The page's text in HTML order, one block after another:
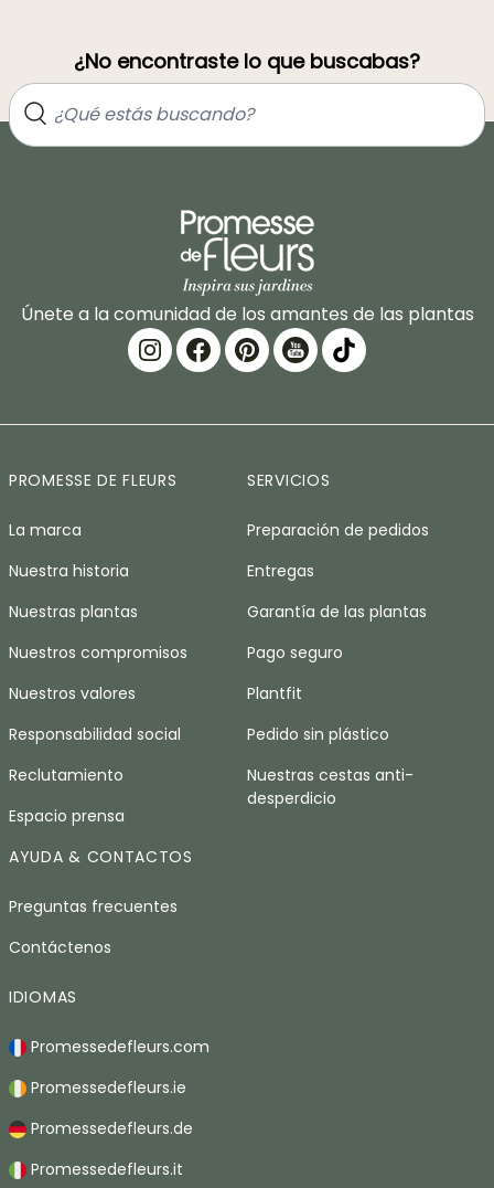
¿No encontraste lo que buscabas?
Únete a la comunidad de los amantes de las plantas
PROMESSE DE FLEURS
La marca
Nuestra historia
Nuestras plantas
Nuestros compromisos
Nuestros valores
Responsabilidad social
Reclutamiento
Espacio prensa
SERVICIOS
Preparación de pedidos
Entregas
Garantía de las plantas
Pago seguro
Plantfit
Pedido sin plástico
Nuestras cestas anti-
desperdicio
AYUDA & CONTACTOS
Preguntas frecuentes
Contáctenos
IDIOMAS
Promessedefleurs.com
Promessedefleurs.ie
Promessedefleurs.de
Promessedefleurs.it